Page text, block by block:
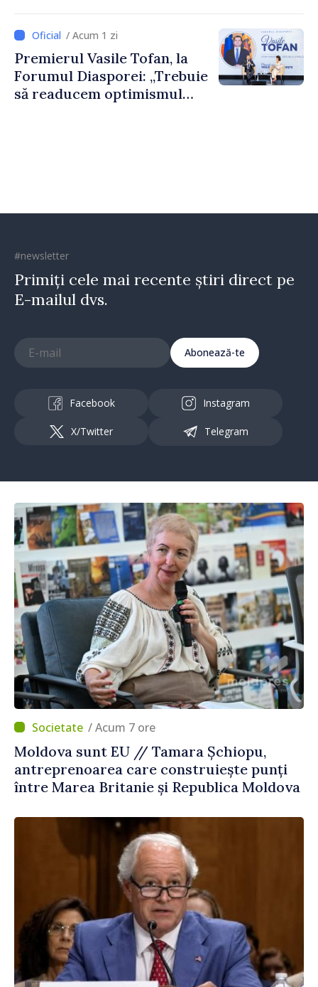
dumneavoastră pentru a
construi comunități mai
puternice”
/ Acum 1 zi
Premierul Vasile Tofan, la
Forumul Diasporei: „Trebuie
să readucem optimismul
#newsletter
Primiți cele mai recente știri direct pe
E-mailul dvs.
Abonează-te
Facebook Instagram
X/Twitter Telegram
/ Acum 7 ore
Moldova sunt EU // Tamara Șchiopu,
antreprenoarea care construiește punți
între Marea Britanie și Republica Moldova